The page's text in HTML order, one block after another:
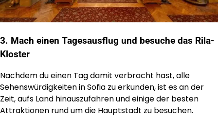
3. Mach einen Tagesausflug und besuche das Rila-
Kloster
Nachdem du einen Tag damit verbracht hast, alle
Sehenswürdigkeiten in Sofia zu erkunden, ist es an der
Zeit, aufs Land hinauszufahren und einige der besten
Attraktionen rund um die Hauptstadt zu besuchen.